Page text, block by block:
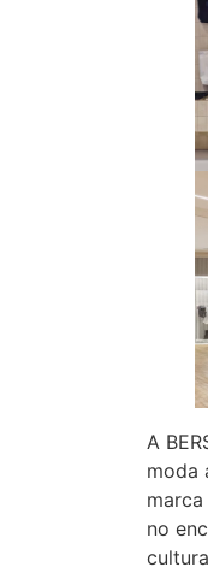
A
moda
no
cultura